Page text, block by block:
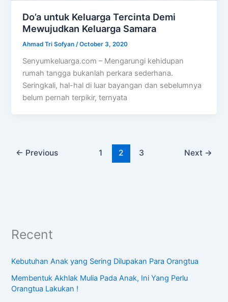
Do’a untuk Keluarga Tercinta Demi
Mewujudkan Keluarga Samara
Ahmad Tri Sofyan /October 3, 2020
Senyumkeluarga.com – Mengarungi kehidupan
rumah tangga bukanlah perkara sederhana.
Seringkali, hal-hal di luar bayangan dan sebelumnya
belum pernah terpikir, ternyata
← Previous 1 2 3 Next →
Recent
Kebutuhan Anak yang Sering Dilupakan Para Orangtua
Membentuk Akhlak Mulia Pada Anak, Ini Yang Perlu
Orangtua Lakukan !